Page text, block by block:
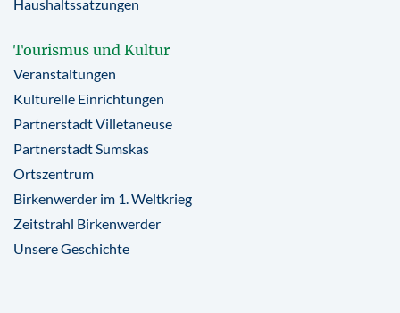
Haushaltssatzungen
Tourismus und Kultur
Veranstaltungen
Kulturelle Einrichtungen
Partnerstadt Villetaneuse
Partnerstadt Sumskas
Ortszentrum
Birkenwerder im 1. Weltkrieg
Zeitstrahl Birkenwerder
Unsere Geschichte